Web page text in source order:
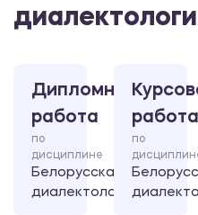
Дипломная
работа
по
дисциплине
Белорусская
диалектология
работа
по